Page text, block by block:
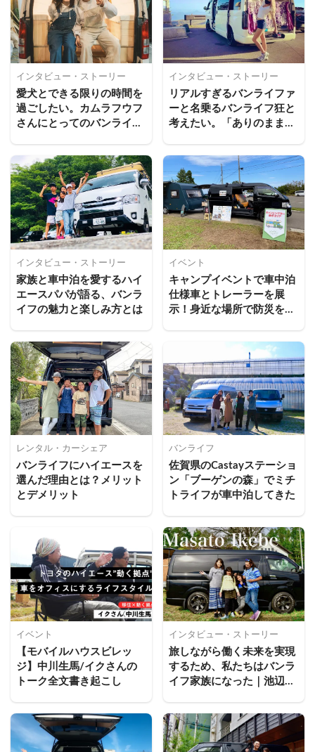
インタビュー・ストーリー
愛犬とできる限りの時間を
過ごしたい。カムラフウフ
さんにとってのバンライフ
インタビュー・ストーリー
リアルすぎるバンライファ
ーと名乗るバンライフ狂と
考えたい。「ありのままの
インタビュー・ストーリー
家族と車中泊を愛するハイ
エースパパが語る、バンラ
イフの魅力と楽しみ方とは
イベント
キャンプイベントで車中泊
仕様車とトレーラーを展
示！身近な場所で防災を考
レンタル・カーシェア
バンライフにハイエースを
選んだ理由とは？メリット
とデメリット
バンライフ
佐賀県のCastayステーショ
ン「ブーゲンの森」でミチ
トライフが車中泊してきた
イベント
【モバイルハウスビレッ
ジ】中川生馬/イクさんの
トーク全文書き起こし
インタビュー・ストーリー
旅しながら働く未来を実現
するため、私たちはバンラ
イフ家族になった｜池辺政